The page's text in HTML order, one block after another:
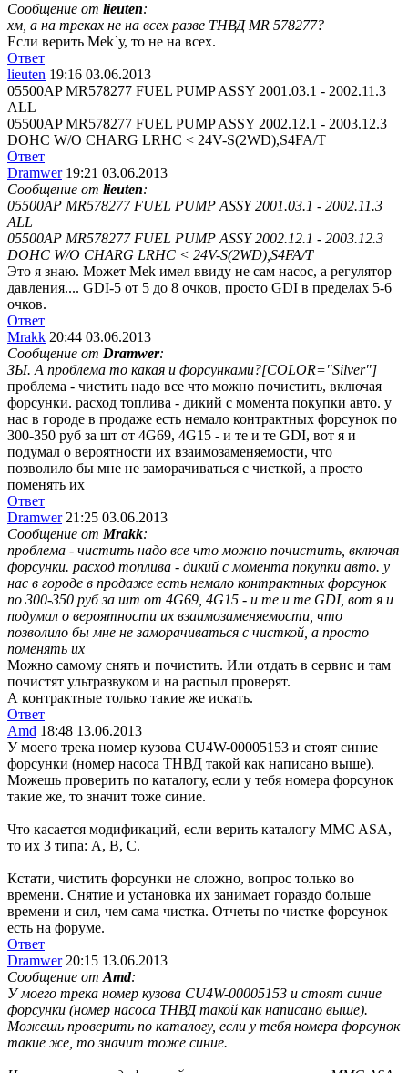
Сообщение от lieuten:
хм, а на треках не на всех разве ТНВД MR 578277?
Если верить Mek`у, то не на всех.
Ответ
lieuten 19:16 03.06.2013
05500AP MR578277 FUEL PUMP ASSY 2001.03.1 - 2002.11.3
ALL
05500AP MR578277 FUEL PUMP ASSY 2002.12.1 - 2003.12.3
DOHC W/O CHARG LRHC < 24V-S(2WD),S4FA/T
Ответ
Dramwer19:21 03.06.2013
Сообщение от lieuten:
05500AP MR578277 FUEL PUMP ASSY 2001.03.1 - 2002.11.3
ALL
05500AP MR578277 FUEL PUMP ASSY 2002.12.1 - 2003.12.3
DOHC W/O CHARG LRHC < 24V-S(2WD),S4FA/T
Это я знаю. Может Mek имел ввиду не сам насос, а регулятор
давления.... GDI-5 от 5 до 8 очков, просто GDI в пределах 5-6
очков.
Ответ
Mrakk 20:44 03.06.2013
Сообщение от Dramwer:
ЗЫ. А проблема то какая и форсунками?[COLOR="Silver"]
проблема - чистить надо все что можно почистить, включая
форсунки. расход топлива - дикий с момента покупки авто. у
нас в городе в продаже есть немало контрактных форсунок по
300-350 руб за шт от 4G69, 4G15 - и те и те GDI, вот я и
подумал о вероятности их взаимозаменяемости, что
позволило бы мне не заморачиваться с чисткой, а просто
поменять их
Ответ
Dramwer21:25 03.06.2013
Сообщение от Mrakk:
проблема - чистить надо все что можно почистить, включая
форсунки. расход топлива - дикий с момента покупки авто. у
нас в городе в продаже есть немало контрактных форсунок
по 300-350 руб за шт от 4G69, 4G15 - и те и те GDI, вот я и
подумал о вероятности их взаимозаменяемости, что
позволило бы мне не заморачиваться с чисткой, а просто
поменять их
Можно самому снять и почистить. Или отдать в сервис и там
почистят ультразвуком и на распыл проверят.
А контрактные только такие же искать.
Ответ
Amd 18:48 13.06.2013
У моего трека номер кузова CU4W-00005153 и стоят синие
форсунки (номер насоса ТНВД такой как написано выше).
Можешь проверить по каталогу, если у тебя номера форсунок
такие же, то значит тоже синие.
Что касается модификаций, если верить каталогу MMC ASA,
то их 3 типа: A, B, C.
Кстати, чистить форсунки не сложно, вопрос только во
времени. Снятие и установка их занимает гораздо больше
времени и сил, чем сама чистка. Отчеты по чистке форсунок
есть на форуме.
Ответ
Dramwer20:15 13.06.2013
Сообщение от Amd:
У моего трека номер кузова CU4W-00005153 и стоят синие
форсунки (номер насоса ТНВД такой как написано выше).
Можешь проверить по каталогу, если у тебя номера форсунок
такие же, то значит тоже синие.